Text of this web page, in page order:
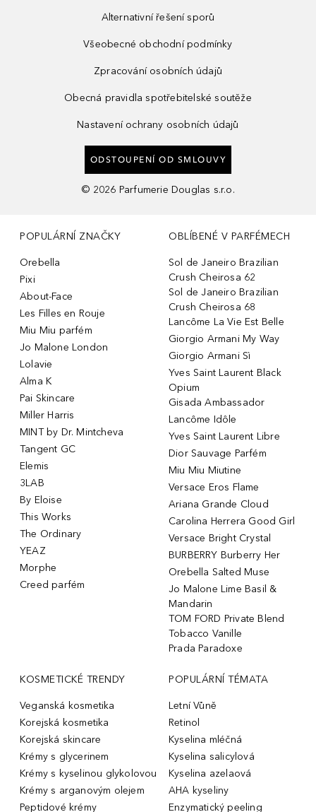
Alternativní řešení sporů
Všeobecné obchodní podmínky
Zpracování osobních údajů
Obecná pravidla spotřebitelské soutěže
Nastavení ochrany osobních údajů
ODSTOUPENÍ OD SMLOUVY
© 2026 Parfumerie Douglas s.r.o.
POPULÁRNÍ ZNAČKY
Orebella
Pixi
About-Face
Les Filles en Rouje
Miu Miu parfém
Jo Malone London
Lolavie
Alma K
Pai Skincare
Miller Harris
MINT by Dr. Mintcheva
Tangent GC
Elemis
3LAB
By Eloise
This Works
The Ordinary
YEAZ
Morphe
Creed parfém
OBLÍBENÉ V PARFÉMECH
Sol de Janeiro Brazilian
Crush Cheirosa 62
Sol de Janeiro Brazilian
Crush Cheirosa 68
Lancôme La Vie Est Belle
Giorgio Armani My Way
Giorgio Armani Sì
Yves Saint Laurent Black
Opium
Gisada Ambassador
Lancôme Idôle
Yves Saint Laurent Libre
Dior Sauvage Parfém
Miu Miu Miutine
Versace Eros Flame
Ariana Grande Cloud
Carolina Herrera Good Girl
Versace Bright Crystal
BURBERRY Burberry Her
Orebella Salted Muse
Jo Malone Lime Basil &
Mandarin
TOM FORD Private Blend
Tobacco Vanille
Prada Paradoxe
KOSMETICKÉ TRENDY
Veganská kosmetika
Korejská kosmetika
Korejská skincare
Krémy s glycerinem
Krémy s kyselinou glykolovou
Krémy s arganovým olejem
Peptidové krémy
POPULÁRNÍ TÉMATA
Letní Vůně
Retinol
Kyselina mléčná
Kyselina salicylová
Kyselina azelaová
AHA kyseliny
Enzymatický peeling